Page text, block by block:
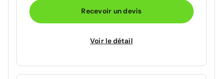
Recevoir un devis
Voir le détail